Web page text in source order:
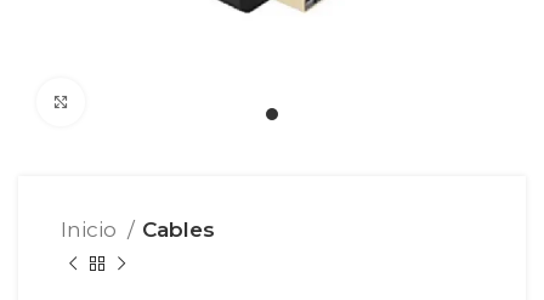
Inicio Cables